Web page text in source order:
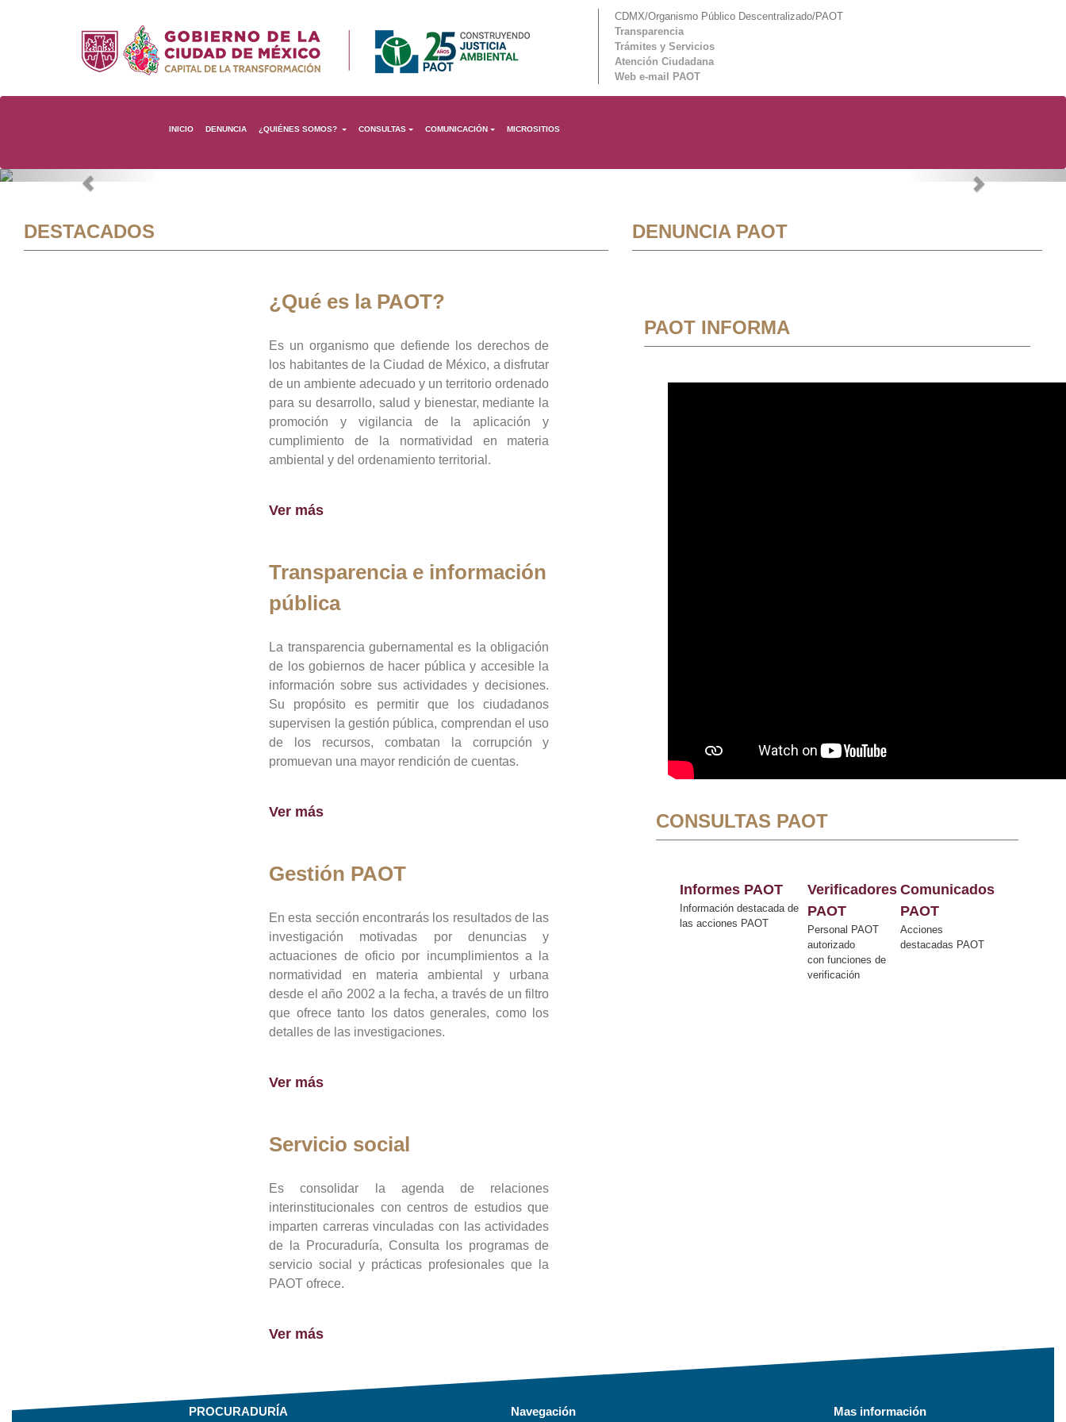
CDMX/Organismo Público Descentralizado/PAOT
Transparencia
Trámites y Servicios
Atención Ciudadana
Web e-mail PAOT
INICIO DENUNCIA ¿QUIÉNES SOMOS? CONSULTAS COMUNICACIÓN MICROSITIOS
Previous Next
DESTACADOS
¿Qué es la PAOT?
Es un organismo que defiende los derechos de
los habitantes de la Ciudad de México, a disfrutar
de un ambiente adecuado y un territorio ordenado
para su desarrollo, salud y bienestar, mediante la
promoción y vigilancia de la aplicación y
cumplimiento de la normatividad en materia
ambiental y del ordenamiento territorial.
Ver más
Transparencia e información
pública
La transparencia gubernamental es la obligación
de los gobiernos de hacer pública y accesible la
información sobre sus actividades y decisiones.
Su propósito es permitir que los ciudadanos
supervisen la gestión pública, comprendan el uso
de los recursos, combatan la corrupción y
promuevan una mayor rendición de cuentas.
Ver más
Gestión PAOT
En esta sección encontrarás los resultados de las
investigación motivadas por denuncias y
actuaciones de oficio por incumplimientos a la
normatividad en materia ambiental y urbana
desde el año 2002 a la fecha, a través de un filtro
que ofrece tanto los datos generales, como los
detalles de las investigaciones.
Ver más
Servicio social
Es consolidar la agenda de relaciones
interinstitucionales con centros de estudios que
imparten carreras vinculadas con las actividades
de la Procuraduría, Consulta los programas de
servicio social y prácticas profesionales que la
PAOT ofrece.
Ver más
DENUNCIA PAOT
PAOT INFORMA
CONSULTAS PAOT
Informes PAOT
Información destacada de
las acciones PAOT
Verificadores
PAOT
Personal PAOT
autorizado
con funciones de
verificación
Comunicados
PAOT
Acciones
destacadas PAOT
PROCURADURÍA Navegación Mas información